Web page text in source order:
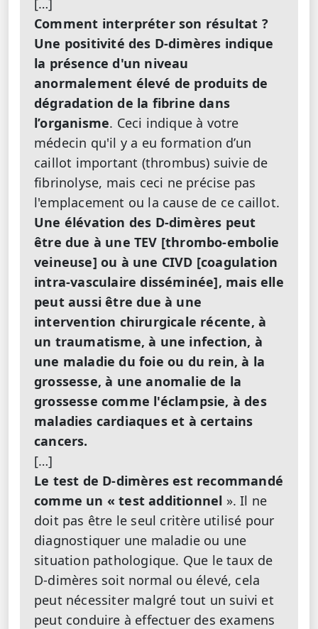
Comment interpréter son résultat ?
Une positivité des D-dimères indique
la présence d'un niveau
anormalement élevé de produits de
dégradation de la fibrine dans
l’organisme. Ceci indique à votre
médecin qu'il y a eu formation d’un
caillot important (thrombus) suivie de
fibrinolyse, mais ceci ne précise pas
l'emplacement ou la cause de ce caillot.
Une élévation des D-dimères peut
être due à une TEV [thrombo-embolie
veineuse] ou à une CIVD [coagulation
intra-vasculaire disséminée], mais elle
peut aussi être due à une
intervention chirurgicale récente, à
un traumatisme, à une infection, à
une maladie du foie ou du rein, à la
grossesse, à une anomalie de la
grossesse comme l'éclampsie, à des
maladies cardiaques et à certains
cancers.
[…]
Le test de D-dimères est recommandé
comme un « test additionnel ». Il ne
doit pas être le seul critère utilisé pour
diagnostiquer une maladie ou une
situation pathologique. Que le taux de
D-dimères soit normal ou élevé, cela
peut nécessiter malgré tout un suivi et
peut conduire à effectuer des examens